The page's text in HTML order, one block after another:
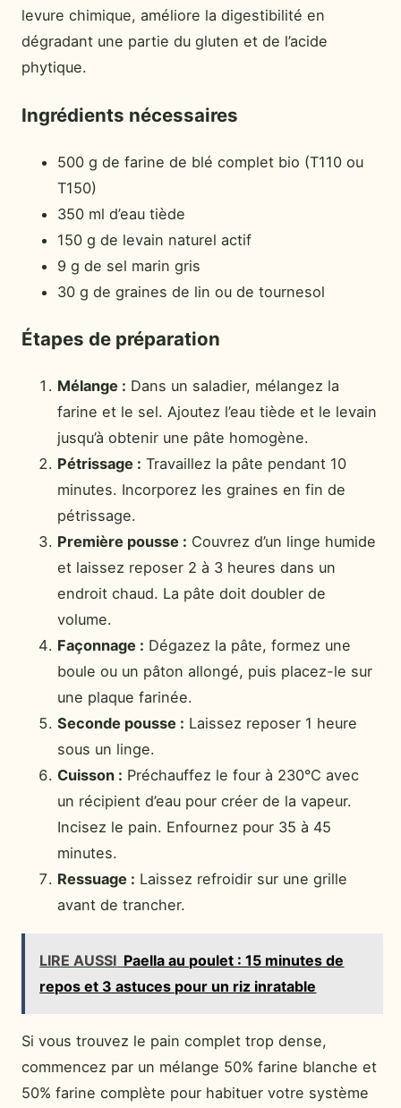
levure chimique, améliore la digestibilité en
dégradant une partie du gluten et de l’acide
phytique.
Ingrédients nécessaires
500 g de farine de blé complet bio (T110 ou
T150)
350 ml d’eau tiède
150 g de levain naturel actif
9 g de sel marin gris
30 g de graines de lin ou de tournesol
Étapes de préparation
Mélange : Dans un saladier, mélangez la
farine et le sel. Ajoutez l’eau tiède et le levain
jusqu’à obtenir une pâte homogène.
Pétrissage : Travaillez la pâte pendant 10
minutes. Incorporez les graines en fin de
pétrissage.
Première pousse : Couvrez d’un linge humide
et laissez reposer 2 à 3 heures dans un
endroit chaud. La pâte doit doubler de
volume.
Façonnage : Dégazez la pâte, formez une
boule ou un pâton allongé, puis placez-le sur
une plaque farinée.
Seconde pousse : Laissez reposer 1 heure
sous un linge.
Cuisson : Préchauffez le four à 230°C avec
un récipient d’eau pour créer de la vapeur.
Incisez le pain. Enfournez pour 35 à 45
minutes.
Ressuage : Laissez refroidir sur une grille
avant de trancher.
LIRE AUSSI Paella au poulet : 15 minutes de
repos et 3 astuces pour un riz inratable
Si vous trouvez le pain complet trop dense,
commencez par un mélange 50% farine blanche et
50% farine complète pour habituer votre système